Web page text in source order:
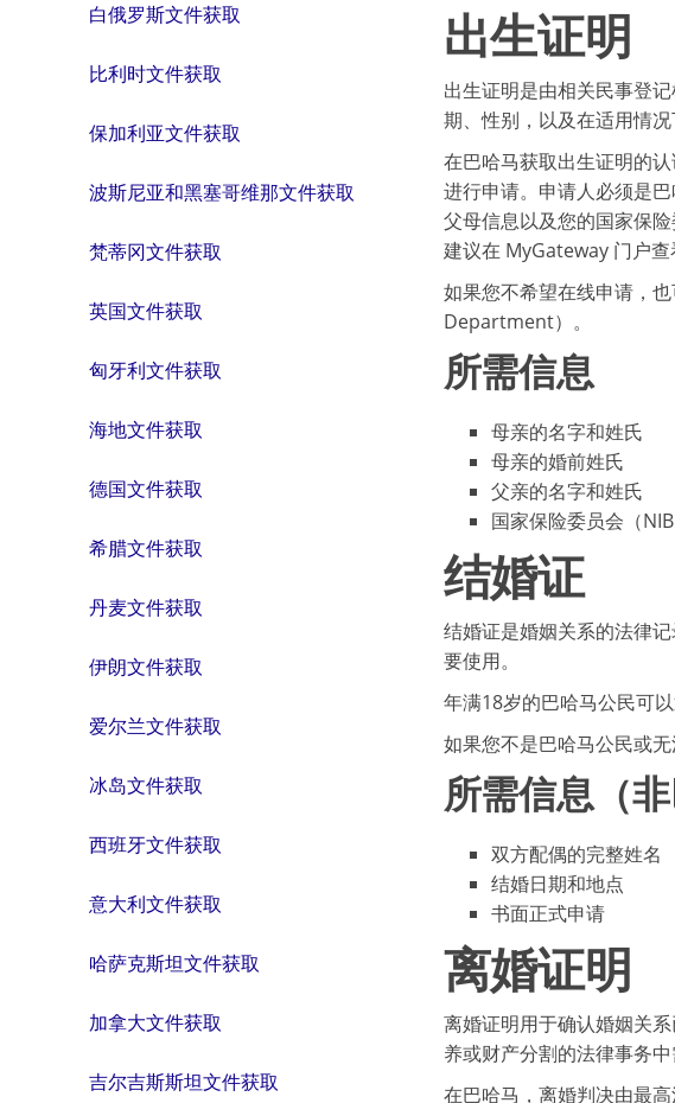
白俄罗斯文件获取
比利时文件获取
保加利亚文件获取
波斯尼亚和黑塞哥维那文件获取
梵蒂冈文件获取
英国文件获取
匈牙利文件获取
海地文件获取
德国文件获取
希腊文件获取
丹麦文件获取
伊朗文件获取
爱尔兰文件获取
冰岛文件获取
西班牙文件获取
意大利文件获取
哈萨克斯坦文件获取
加拿大文件获取
吉尔吉斯斯坦文件获取
出生证明
出生证明是由相关民事登
期、性别，以及在适用情况
在巴哈马获取出生证明的
进行申请。申请人必须是
父母信息以及您的国家保
建议在 MyGateway 门户查
如果您不希望在线申请，
Department）。
所需信息
母亲的名字和姓氏
母亲的婚前姓氏
父亲的名字和姓氏
国家保险委员会（
结婚证
结婚证是婚姻关系的法律
要使用。
年满18岁的巴哈马公民可
如果您不是巴哈马公民或
所需信息（非
双方配偶的完整姓名
结婚日期和地点
书面正式申请
离婚证明
离婚证明用于确认婚姻关
养或财产分割的法律事务中
在巴哈马，离婚判决由最